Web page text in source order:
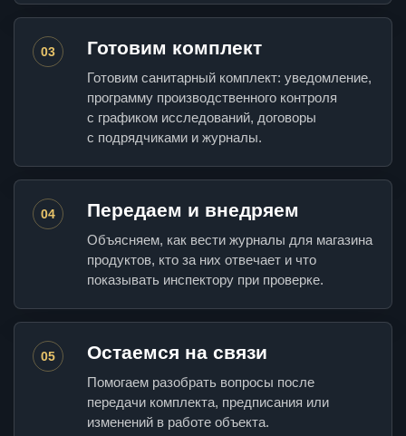
03 Готовим комплект
Готовим санитарный комплект: уведомление,
программу производственного контроля
с графиком исследований, договоры
с подрядчиками и журналы.
04 Передаем и внедряем
Объясняем, как вести журналы для магазина
продуктов, кто за них отвечает и что
показывать инспектору при проверке.
05 Остаемся на связи
Помогаем разобрать вопросы после
передачи комплекта, предписания или
изменений в работе объекта.